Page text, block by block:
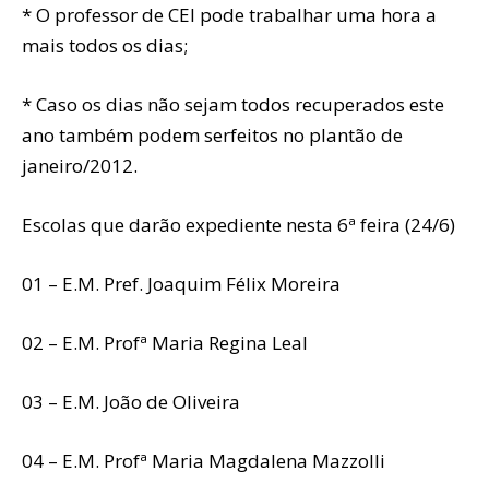
* O professor de CEI pode trabalhar uma hora a
mais todos os dias;
* Caso os dias não sejam todos recuperados este
ano também podem serfeitos no plantão de
janeiro/2012.
Escolas que darão expediente nesta 6ª feira (24/6)
01 – E.M. Pref. Joaquim Félix Moreira
02 – E.M. Profª Maria Regina Leal
03 – E.M. João de Oliveira
04 – E.M. Profª Maria Magdalena Mazzolli